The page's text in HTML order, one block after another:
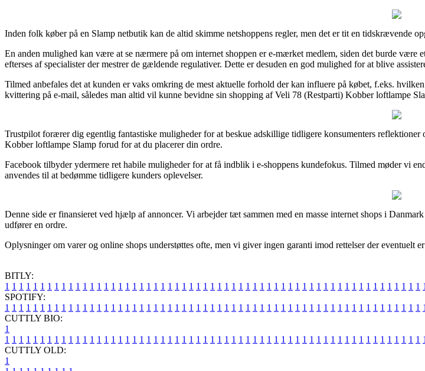
Inden folk køber på en Slamp netbutik kan de altid skimme netshoppens regler, men det er tit en tidskrævende
En anden mulighed kan være at se nærmere på om internet shoppen er e-mærket medlem, siden det burde være
efterses af specialister der mestrer de gældende regulativer. Dette er desuden en god mulighed for at blive
Tilmed anbefales det at kunden er vaks omkring de mest aktuelle forhold der kan influere på købet, f.eks.
kvittering på e-mail, således man altid vil kunne bevidne sin shopping af Veli 78 (Restparti) Kobber loftlampe
Trustpilot forærer dig egentlig fantastiske muligheder for at beskue adskillige tidligere konsumenters
Kobber loftlampe Slamp forud for at du placerer din ordre.
Facebook tilbyder ydermere ret habile muligheder for at få indblik i e-shoppens kundefokus. Tilmed møder vi
anvendes til at bedømme tidligere kunders oplevelser.
Denne side er finansieret ved hjælp af annoncer. Vi arbejder tæt sammen med en masse internet shops i
udfører en ordre.
Oplysninger om varer og online shops understøttes ofte, men vi giver ingen garanti imod rettelser der eventuelt
BITLY:
1 1 1 1 1 1 1 1 1 1 1 1 1 1 1 1 1 1 1 1 1 1 1 1 1 1 1 1 1 1 1 1 1 1 1 1 1 1 1 1 1 1 1 1 1 1 1 1 1 1 1 1 1 1 1 1 1 1 1 1
SPOTIFY:
1 1 1 1 1 1 1 1 1 1 1 1 1 1 1 1 1 1 1 1 1 1 1 1 1 1 1 1 1 1 1 1 1 1 1 1 1 1 1 1 1 1 1 1 1 1 1 1 1 1 1 1 1 1 1 1 1 1 1 1
CUTTLY BIO:
1
1 1 1 1 1 1 1 1 1 1 1 1 1 1 1 1 1 1 1 1 1 1 1 1 1 1 1 1 1 1 1 1 1 1 1 1 1 1 1 1 1 1 1 1 1 1 1 1 1 1 1 1 1 1 1 1 1 1 1 1
CUTTLY OLD:
1